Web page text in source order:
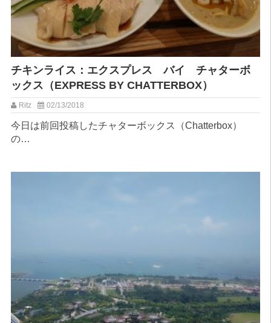
チキンライス：エクスプレス バイ チャターボ
ックス（EXPRESS BY CHATTERBOX）
Ritz 02/13/2018
今日は前回投稿したチャターボックス（Chatterbox）
の…